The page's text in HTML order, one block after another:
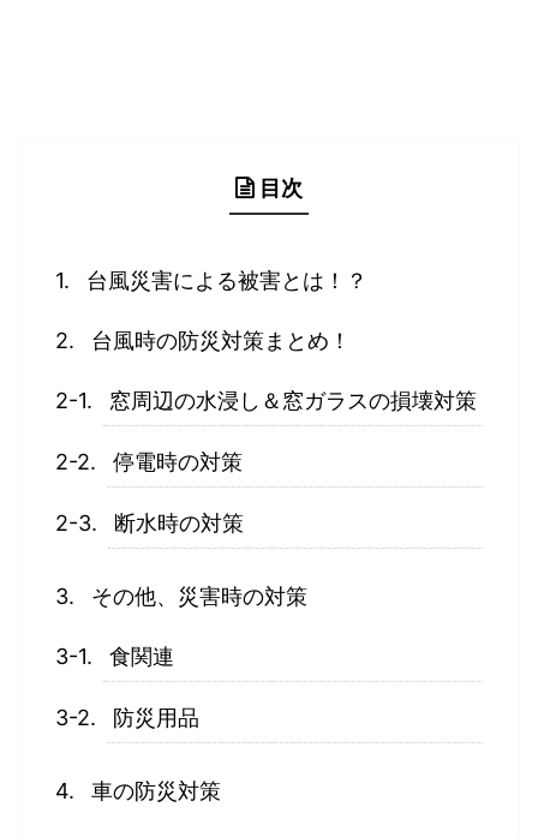
目次
台風災害による被害とは！？
台風時の防災対策まとめ！
窓周辺の水浸し＆窓ガラスの損壊対策
停電時の対策
断水時の対策
その他、災害時の対策
食関連
防災用品
車の防災対策